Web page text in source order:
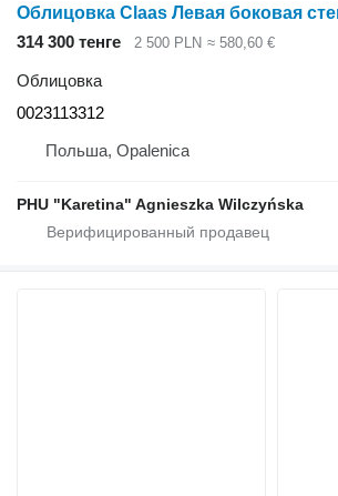
314 300 тенге 2 500 PLN ≈ 580,60 €
Облицовка
0023113312
Польша, Opalenica
PHU "Karetina" Agnieszka Wilczyńska